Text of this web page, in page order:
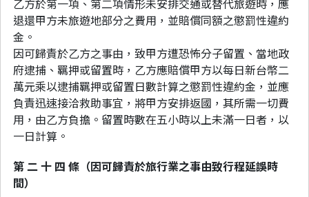
乙方於第一項、第二項情形未安排交通或替代旅遊時，應
退還甲方未旅遊地部分之費用，並賠償同額之懲罰性違約
金。
因可歸責於乙方之事由，致甲方遭恐怖分子留置、當地政
府逮捕、羈押或留置時，乙方應賠償甲方以每日新台幣二
萬元乘以逮捕羈押或留置日數計算之懲罰性違約金，並應
負責迅速接洽救助事宜，將甲方安排返國，其所需一切費
用，由乙方負擔。留置時數在五小時以上未滿一日者，以
一日計算。
第 二 十 四 條（因可歸責於旅行業之事由致行程延誤時
間）